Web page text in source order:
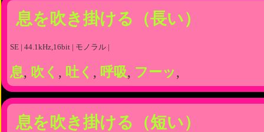
息を吹き掛ける（長い）
SE | 44.1kHz,16bit | モノラル |
息, 吹く , 吐く , 呼吸, フーッ ,
息を吹き掛ける（短い）